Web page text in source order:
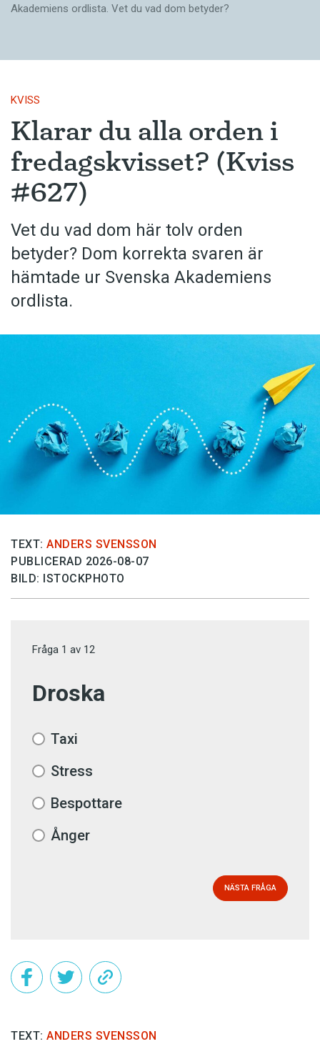
Akademiens ordlista. Vet du vad dom betyder?
KVISS
Klarar du alla orden i
fredagskvisset? (Kviss
#627)
Vet du vad dom här tolv orden
betyder? Dom korrekta svaren är
hämtade ur Svenska Akademiens
ordlista.
TEXT: ANDERS SVENSSON
PUBLICERAD 2026-08-07
BILD: ISTOCKPHOTO
Fråga 1 av 12
Droska
Taxi
Stress
Bespottare
Ånger
NÄSTA FRÅGA
TEXT: ANDERS SVENSSON